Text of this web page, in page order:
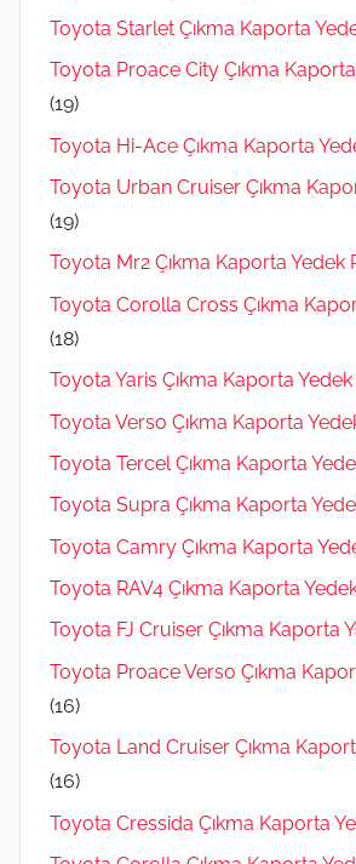
Toyota Starlet Çıkma Kaporta
Toyota Proace City Çıkma
(19)
Toyota Hi-Ace Çıkma Kaporta
Toyota Urban Cruiser Çıkma
(19)
Toyota Mr2 Çıkma Kaporta Yedek
Toyota Corolla Cross Çıkma
(18)
Toyota Yaris Çıkma Kaporta
Toyota Verso Çıkma Kaporta
Toyota Tercel Çıkma Kaporta
Toyota Supra Çıkma Kaporta
Toyota Camry Çıkma Kaporta
Toyota RAV4 Çıkma Kaporta
Toyota FJ Cruiser Çıkma Kaporta
Toyota Proace Verso Çıkma
(16)
Toyota Land Cruiser Çıkma
(16)
Toyota Cressida Çıkma Kaporta